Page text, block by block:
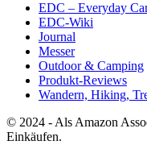
EDC – Everyday
EDC-Wiki
Journal
Messer
Outdoor & Camping
Produkt-Reviews
Wandern, Hiking,
© 2024 - Als Amazon
Einkäufen.